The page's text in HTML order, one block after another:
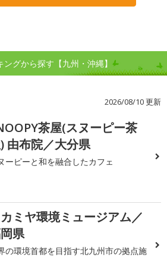
グから探す【九州・沖縄】
2026/08/10 更新
茶屋(スヌーピー茶
由布院／大分県
ーピーと和を融合したカフェ
ミヤ環境ミュージアム／
県
の環境首都を目指す北九州市の拠点施